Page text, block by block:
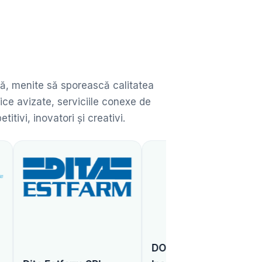
menite să sporească calitatea
avizate, serviciile conexe de
inovatori și creativi.
DONARIS Vienna